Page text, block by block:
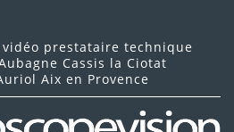
prestataire technique
Cassis la Ciotat
Aix en Provence